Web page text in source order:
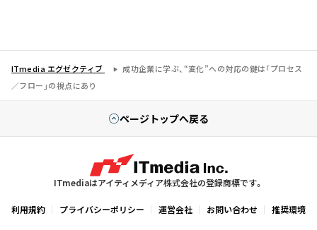
ITmedia エグゼクティブ
成功企業に学ぶ、“変化”への対応の鍵は「プロセス
／フロー」の視点にあり
ページトップへ戻る
ITmediaはアイティメディア株式会社の登録商標です。
利用規約 プライバシーポリシー 運営会社 お問い合わせ 推奨環境